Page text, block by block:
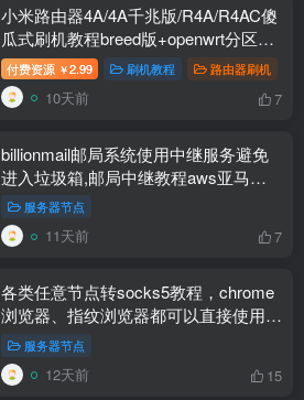
小米路由器4A/4A千兆版/R4A/R4AC傻
瓜式刷机教程breed版+openwrt分区版
支持V1V2+恢复原厂教程
付费资源 ￥2.99 刷机教程 路由器刷机
10天前 7
billionmail邮局系统使用中继服务避免
进入垃圾箱,邮局中继教程aws亚马逊
云设置resend免费中继
服务器节点
11天前 7
各类任意节点转socks5教程，chrome
浏览器、指纹浏览器都可以直接使用每
个窗口一个独立海外原生IP
服务器节点
12天前 15